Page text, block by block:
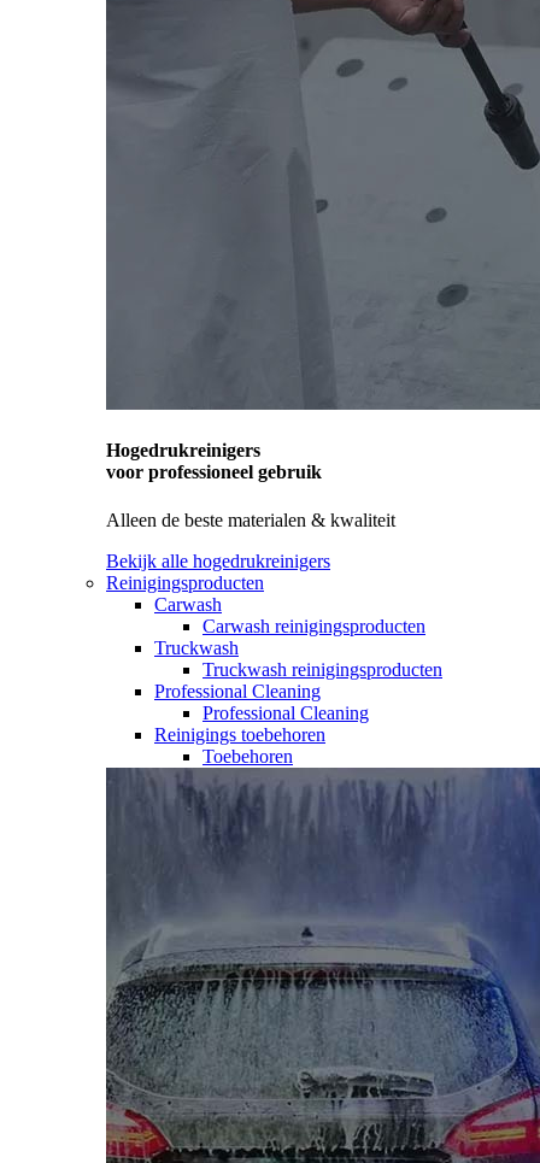
Hogedrukreinigers
voor professioneel gebruik
Alleen de beste materialen & kwaliteit
Bekijk alle hogedrukreinigers
Reinigingsproducten
Carwash
Carwash reinigingsproducten
Truckwash
Truckwash reinigingsproducten
Professional Cleaning
Professional Cleaning
Reinigings toebehoren
Toebehoren